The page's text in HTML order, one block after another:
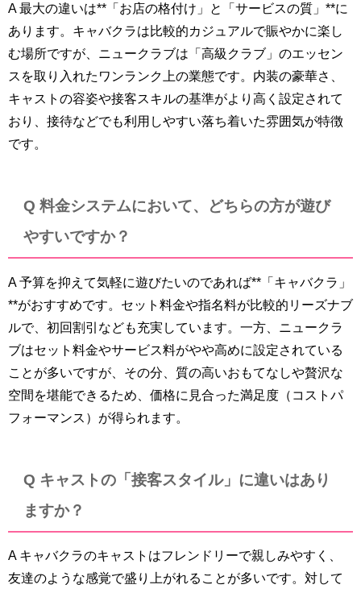
A 最大の違いは**「お店の格付け」と「サービスの質」**に
あります。キャバクラは比較的カジュアルで賑やかに楽し
む場所ですが、ニュークラブは「高級クラブ」のエッセン
スを取り入れたワンランク上の業態です。内装の豪華さ、
キャストの容姿や接客スキルの基準がより高く設定されて
おり、接待などでも利用しやすい落ち着いた雰囲気が特徴
です。
Q 料金システムにおいて、どちらの方が遊び
やすいですか？
A 予算を抑えて気軽に遊びたいのであれば**「キャバクラ」
**がおすすめです。セット料金や指名料が比較的リーズナブ
ルで、初回割引なども充実しています。一方、ニュークラ
ブはセット料金やサービス料がやや高めに設定されている
ことが多いですが、その分、質の高いおもてなしや贅沢な
空間を堪能できるため、価格に見合った満足度（コストパ
フォーマンス）が得られます。
Q キャストの「接客スタイル」に違いはあり
ますか？
A キャバクラのキャストはフレンドリーで親しみやすく、
友達のような感覚で盛り上がれることが多いです。対して